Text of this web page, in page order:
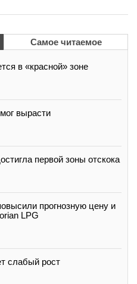
Самое читаемое
в «красной» зоне
вырасти
первой зоны отскока
прогнозную цену и
LPG
слабый рост